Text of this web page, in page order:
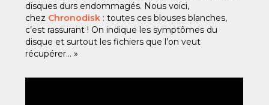
disques durs endommagés. Nous voici,
chez Chronodisk : toutes ces blouses blanches,
c’est rassurant ! On indique les symptômes du
disque et surtout les fichiers que l’on veut
récupérer… »